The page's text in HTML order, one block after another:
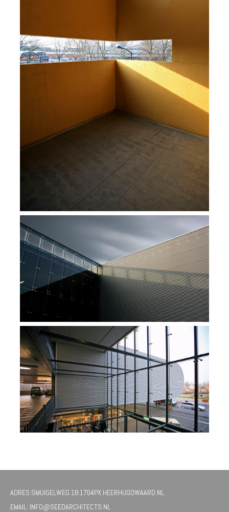
ADRES:SMUIGELWEG 1B.1704PX.HEERHUGOWAARD.NL.
EMAIL: INFO@SEEDARCHITECTS.NL